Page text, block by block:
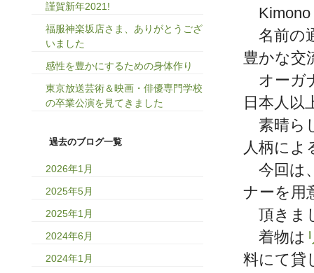
Kimono
名前の
豊かな交
オーガ
日本人以
素晴ら
人柄によ
今回は
ナーを用
頂きま
着物は
料にて貸
謹賀新年2021!
福服神楽坂店さま、ありがとうござ
いました
感性を豊かにするための身体作り
東京放送芸術＆映画・俳優専門学校
の卒業公演を見てきました
過去のブログ一覧
2026年1月
2025年5月
2025年1月
2024年6月
2024年1月